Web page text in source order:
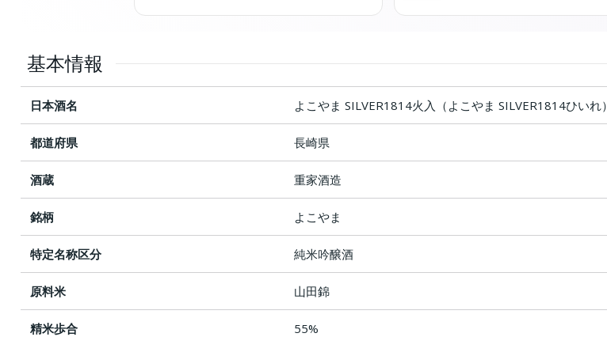
基本情報
日本酒名 よこやま SILVER1814火入（よこやま SILVER1814ひいれ）
都道府県 長崎県
酒蔵 重家酒造
銘柄 よこやま
特定名称区分 純米吟醸酒
原料米 山田錦
精米歩合 55%